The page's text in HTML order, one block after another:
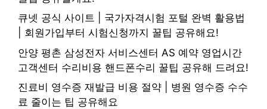
큐넷 공식 사이트 | 국가자격시험 포털 완벽 활용법
| 회원가입부터 시험신청까지 꿀팁 공유해요!
안양 평촌 삼성전자 서비스센터 AS 예약 영업시간
고객센터 수리비용 핸드폰수리 꿀팁 공유해 드려요!
진료비 영수증 재발급 비용 절약 | 병원 영수증 수수
료 줄이는 팁 공유해요